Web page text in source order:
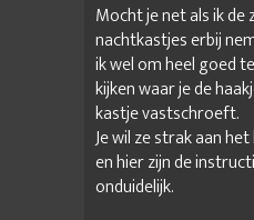
Mocht je net als ik de
nachtkastjes erbij
ik wel om heel goed
kijken waar je de
kastje vastschroeft.
Je wil ze strak aan
en hier zijn de
onduidelijk.